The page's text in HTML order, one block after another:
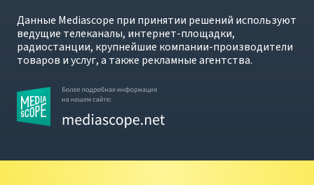
Данные Mediascope при принятии решений используют
ведущие телеканалы, интернет-площадки,
радиостанции, крупнейшие компании-производители
товаров и услуг, а также рекламные агентства.